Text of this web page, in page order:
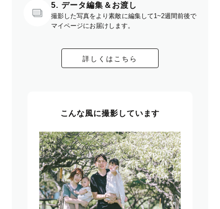
5. データ編集＆お渡し
撮影した写真をより素敵に編集して1~2週間前後で
マイページにお届けします。
詳しくはこちら
こんな風に撮影しています